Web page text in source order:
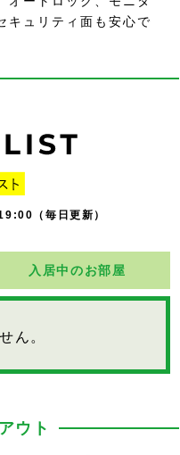
キュリティ面も安心で
（毎日更新）
入居中のお部屋
ん。
ウト